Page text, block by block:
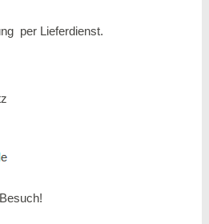
per Lieferdienst.